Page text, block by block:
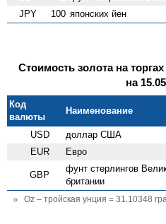
JPY 100 японских йен
Стоимость золота на
на
Код
валюты
Наименование
USD доллар США
EUR Евро
GBP
фунт стерлингов
британии
Oz – тройская унция = 31.10348